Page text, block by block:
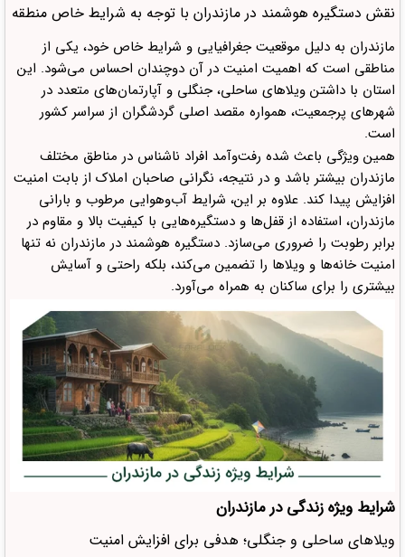
نقش دستگیره هوشمند در مازندران با توجه به شرایط خاص منطقه
مازندران به دلیل موقعیت جغرافیایی و شرایط خاص خود، یکی از
مناطقی است که اهمیت امنیت در آن دوچندان احساس می‌شود. این
استان با داشتن ویلاهای ساحلی، جنگلی و آپارتمان‌های متعدد در
شهرهای پرجمعیت، همواره مقصد اصلی گردشگران از سراسر کشور
است.
همین ویژگی باعث شده رفت‌وآمد افراد ناشناس در مناطق مختلف
مازندران بیشتر باشد و در نتیجه، نگرانی صاحبان املاک از بابت امنیت
افزایش پیدا کند. علاوه بر این، شرایط آب‌وهوایی مرطوب و بارانی
مازندران، استفاده از قفل‌ها و دستگیره‌هایی با کیفیت بالا و مقاوم در
برابر رطوبت را ضروری می‌سازد. دستگیره هوشمند در مازندران نه تنها
امنیت خانه‌ها و ویلاها را تضمین می‌کند، بلکه راحتی و آسایش
بیشتری را برای ساکنان به همراه می‌آورد.
شرایط ویژه زندگی در مازندران
ویلاهای ساحلی و جنگلی؛ هدفی برای افزایش امنیت